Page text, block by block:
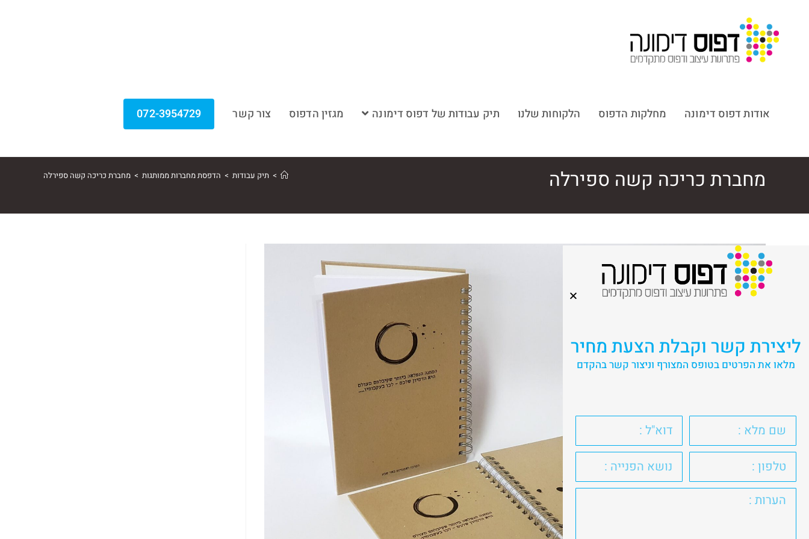
אודות דפוס דימונה מחלקות הדפוס הלקוחות שלנו תיק עבודות של דפוס דימונה מגזין הדפוס צור קשר 072-3954729
מחברת כריכה קשה ספירלה > תיק עבודות > הדפסת מחברות ממותגות > מחברת כריכה קשה ספירלה
ליצירת קשר וקבלת הצעת מחיר
מלאו את הפרטים בטופס המצורף וניצור קשר בהקדם